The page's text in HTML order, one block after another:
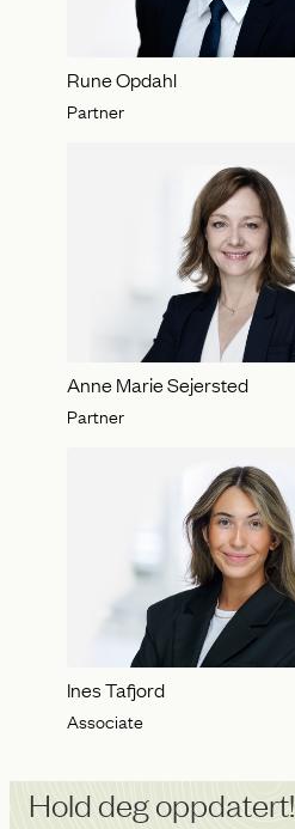
Rune Opdahl
Partner
Anne Marie Sejersted
Partner
Ines Tafjord
Associate
Hold deg oppdatert!